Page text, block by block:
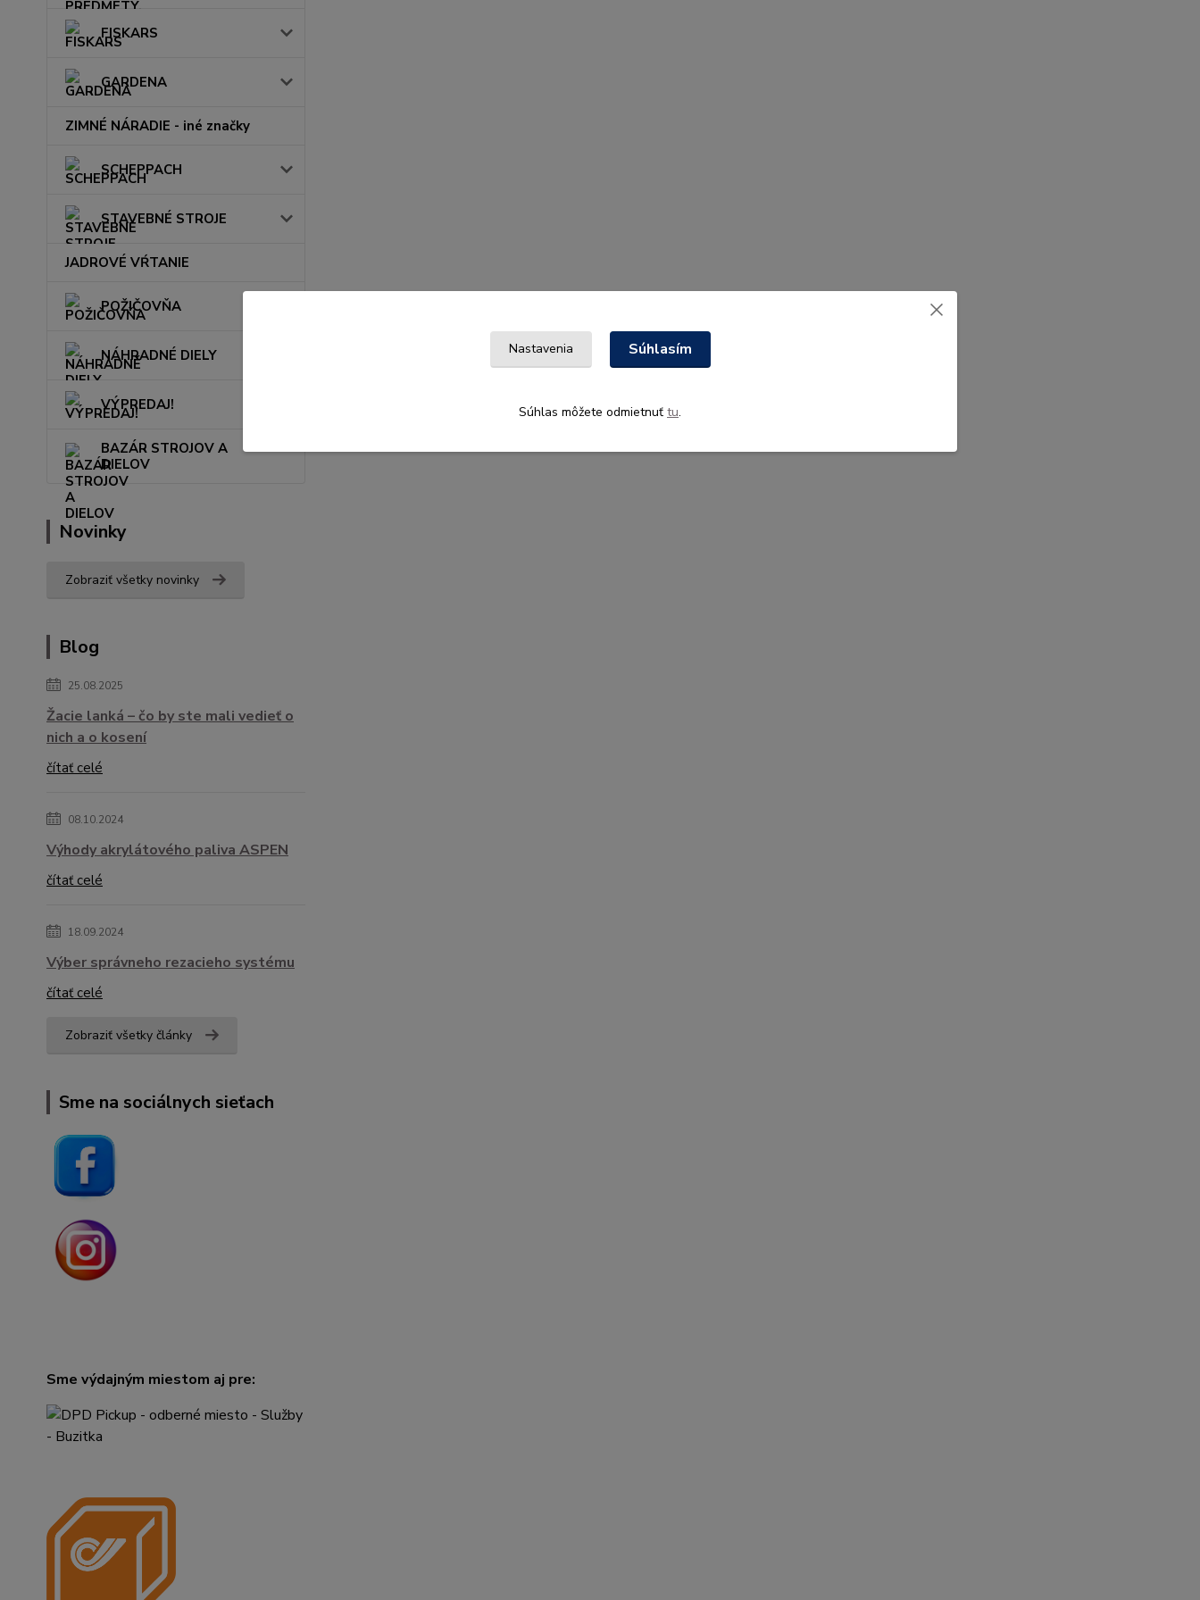
FISKARS
GARDENA
ZIMNÉ NÁRADIE - iné značky
SCHEPPACH
STAVEBNÉ STROJE
JADROVÉ VŔTANIE
POŽIČOVŇA
NÁHRADNÉ DIELY
VÝPREDAJ!
BAZÁR STROJOV A
DIELOV
Novinky
Zobraziť všetky novinky
Blog
25.08.2025
Žacie lanká – čo by ste mali vedieť o
nich a o kosení
čítať celé
08.10.2024
Výhody akrylátového paliva ASPEN
čítať celé
18.09.2024
Výber správneho rezacieho systému
čítať celé
Zobraziť všetky články
Sme na sociálnych sieťach
Sme výdajným miestom aj pre:
Nastavenia Súhlasím
Súhlas môžete odmietnuť tu.